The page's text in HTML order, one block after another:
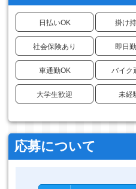
日払いOK 掛け
社会保険あり 即日
車通勤OK バイク
大学生歓迎 未経
応募について